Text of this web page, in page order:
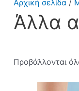
Αρχική σελίδα/
Άλλα
Προβάλλονται